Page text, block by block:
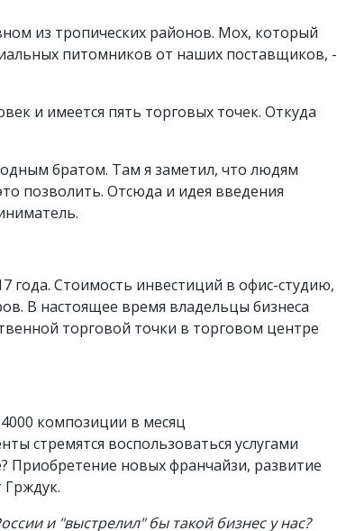
из тропических районов. Мох, который
питомников от наших поставщиков, -
и имеется пять торговых точек. Откуда
братом. Там я заметил, что людям
позволить. Отсюда и идея введения
года. Стоимость инвестиций в офис-студию,
В настоящее время владельцы бизнеса
торговой точки в торговом центре
композиции в месяц
стремятся воспользоваться услугами
Приобретение новых франчайзи, развитие
и "выстрелил" бы такой бизнес у нас?